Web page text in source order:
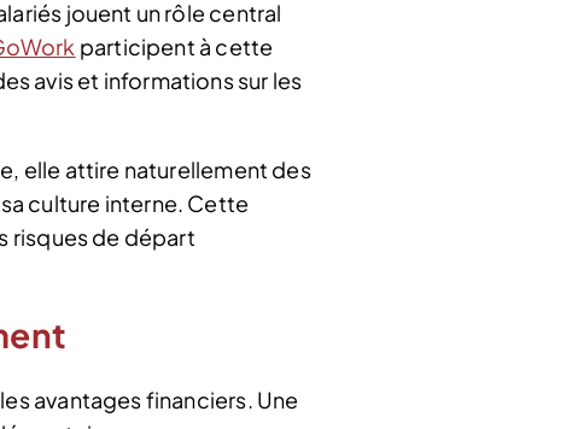
jouent un rôle central
participent à cette
avis et informations sur les
elle attire naturellement des
culture interne. Cette
risques de départ
avantages financiers. Une